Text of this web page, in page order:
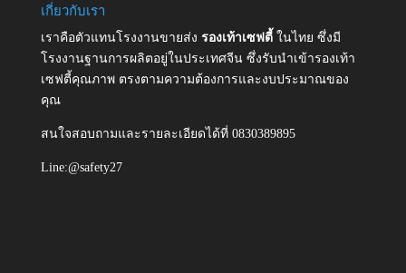
เกี่ยวกับเรา
เราคือตัวแทนโรงงานขายส่ง รองเท้าเซฟตี้ ในไทย ซึ่งมี
โรงงานฐานการผลิตอยู่ในประเทศจีน ซึ่งรับนำเข้ารองเท้า
เซฟตี้คุณภาพ ตรงตามความต้องการและงบประมาณของ
คุณ
สนใจสอบถามและรายละเอียดได้ที่ 0830389895
Line:@safety27